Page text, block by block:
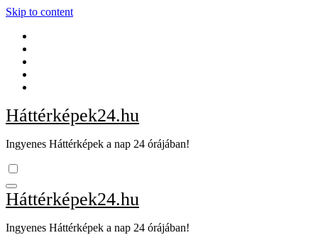
Skip to content
Háttérképek24.hu
Ingyenes Háttérképek a nap 24 órájában!
Háttérképek24.hu
Ingyenes Háttérképek a nap 24 órájában!